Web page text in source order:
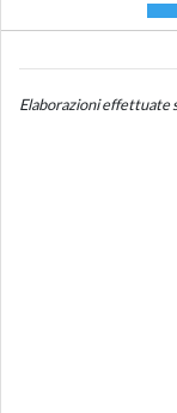
Elaborazioni effettuate